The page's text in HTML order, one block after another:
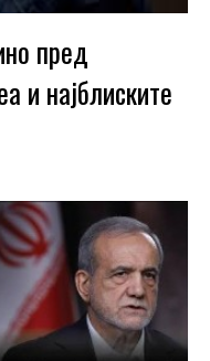
пред
и најблиските